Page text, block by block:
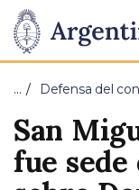
Presidencia
de
la
Nación
Pasar al
… Defensa del
San
fue sede